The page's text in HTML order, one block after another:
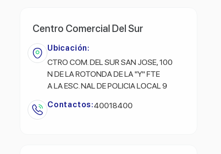
Centro Comercial Del Sur
Ubicación:
CTRO COM. DEL SUR SAN JOSE, 100
N DE LA ROTONDA DE LA "Y" FTE
A LA ESC. NAL DE POLICIA LOCAL 9
Contactos:40018400